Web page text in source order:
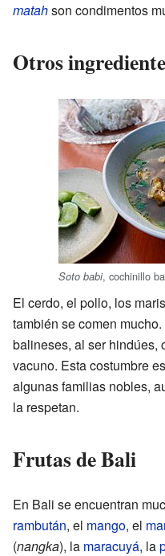
matahson condimentos
Otros
Soto babi, cochinillo
El cerdo, el pollo, los
también se comen
balineses, al ser hindúes,
vacuno. Esta costumbre
algunas familias nobles,
la respetan.
Frutas de Bali
En Bali se encuentran
rambután, el mango, el
(nangka), la maracuyá, la